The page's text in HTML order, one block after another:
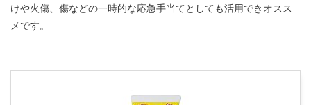
けや火傷、傷などの一時的な応急手当てとしても活用できオスス
メです。